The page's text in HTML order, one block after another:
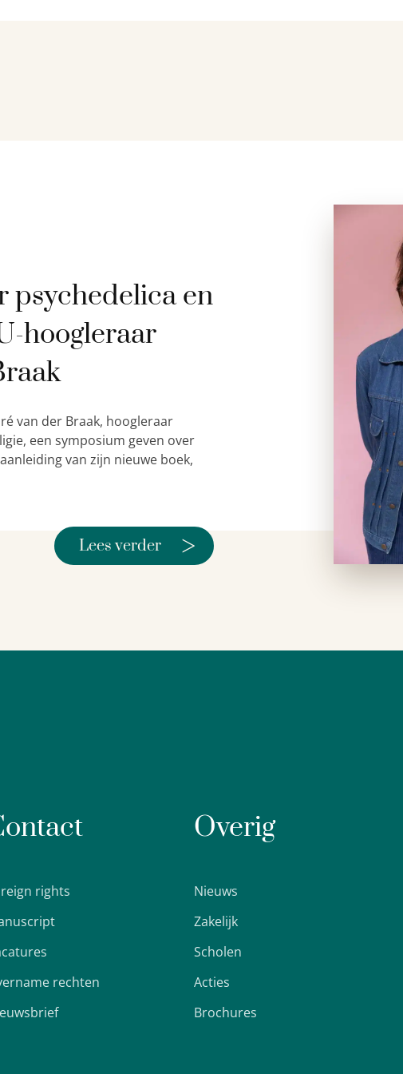
psychedelica en
hoogleraar
van der Braak, hoogleraar
een symposium geven over
van zijn nieuwe boek,
Lees verder >
rights
rechten
Overig
Nieuws
Zakelijk
Scholen
Acties
Brochures